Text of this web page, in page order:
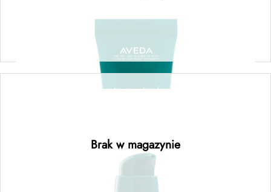
Dowiedz się więcej
Brak w magazynie